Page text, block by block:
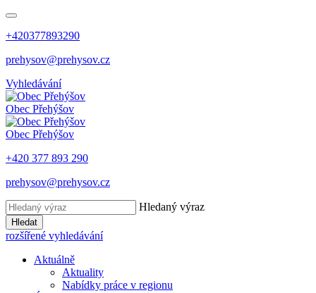
+420377893290
prehysov@prehysov.cz
Vyhledávání
Obec Přehýšov
Obec Přehýšov
+420 377 893 290
prehysov@prehysov.cz
Hledaný výraz
Hledat
rozšířené vyhledávání
Aktuálně
Aktuality
Nabídky práce v regionu